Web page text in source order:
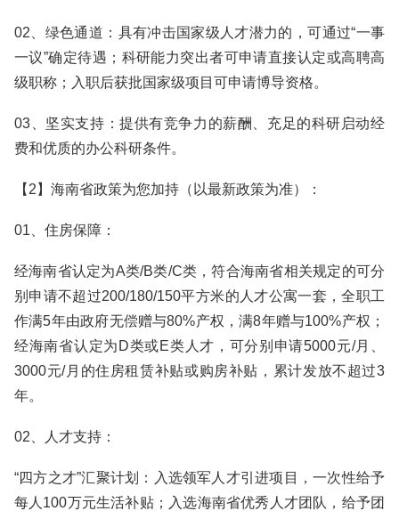
02、绿色通道：具有冲击国家级人才潜力的，可通过“一事
一议”确定待遇；科研能力突出者可申请直接认定或高聘高
级职称；入职后获批国家级项目可申请博导资格。
03、坚实支持：提供有竞争力的薪酬、充足的科研启动经
费和优质的办公科研条件。
【2】海南省政策为您加持（以最新政策为准）：
01、住房保障：
经海南省认定为A类/B类/C类，符合海南省相关规定的可分
别申请不超过200/180/150平方米的人才公寓一套，全职工
作满5年由政府无偿赠与80%产权，满8年赠与100%产权；
经海南省认定为D类或E类人才，可分别申请5000元/月、
3000元/月的住房租赁补贴或购房补贴，累计发放不超过3
年。
02、人才支持：
“四方之才”汇聚计划：入选领军人才引进项目，一次性给予
每人100万元生活补贴；入选海南省优秀人才团队，给予团